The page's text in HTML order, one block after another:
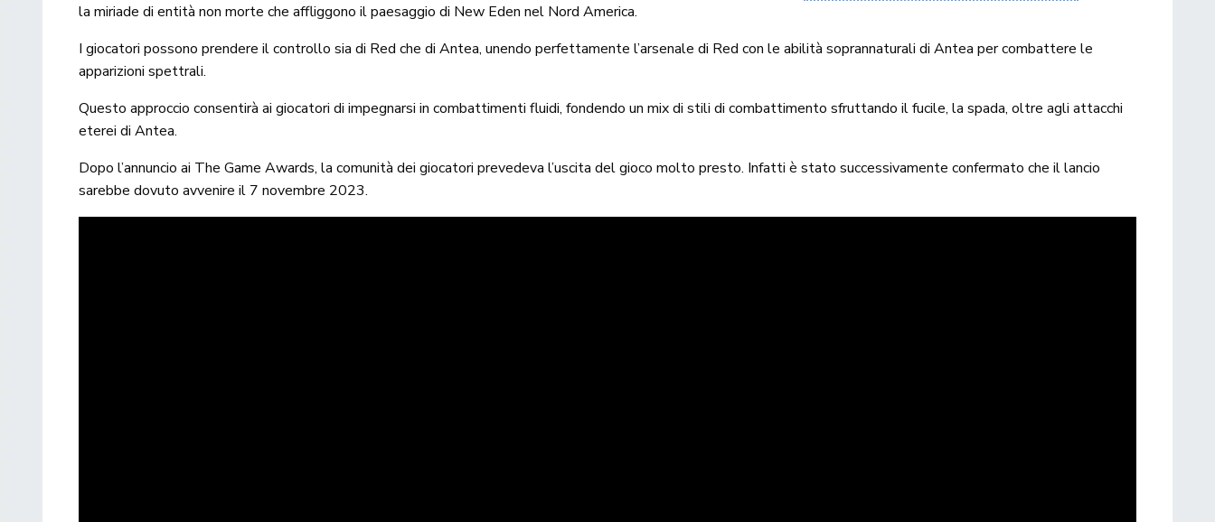
la miriade di entità non morte che affliggono il paesaggio di New Eden nel Nord America.
I giocatori possono prendere il controllo sia di Red che di Antea, unendo perfettamente l’arsenale di Red con le abilità soprannaturali di Antea per combattere le
apparizioni spettrali.
Questo approccio consentirà ai giocatori di impegnarsi in combattimenti fluidi, fondendo un mix di stili di combattimento sfruttando il fucile, la spada, oltre agli attacchi
eterei di Antea.
Dopo l’annuncio ai The Game Awards, la comunità dei giocatori prevedeva l’uscita del gioco molto presto. Infatti è stato successivamente confermato che il lancio
sarebbe dovuto avvenire il 7 novembre 2023.